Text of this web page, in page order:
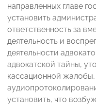
направленных главе
установить
ответственность за
деятельность и
деятельности
адвокатской тайны,
кассационной жалобы,
установить, что